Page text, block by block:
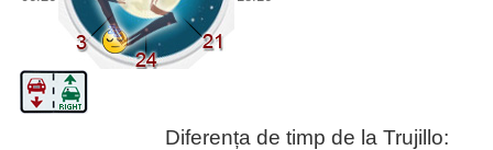
Diferența de timp de la Trujillo: